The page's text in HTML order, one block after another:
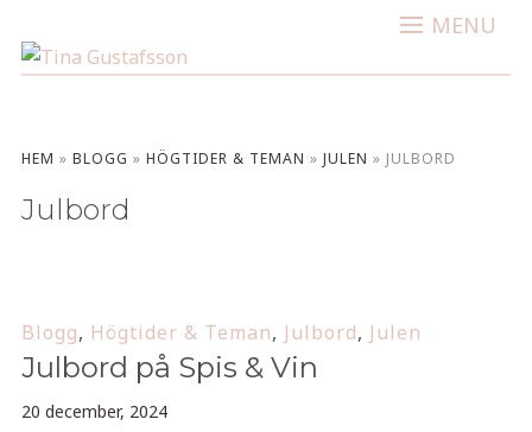
MENU
HEM » BLOGG » HÖGTIDER & TEMAN » JULEN » JULBORD
Julbord
Blogg, Högtider & Teman, Julbord, Julen
Julbord på Spis & Vin
20 december, 2024